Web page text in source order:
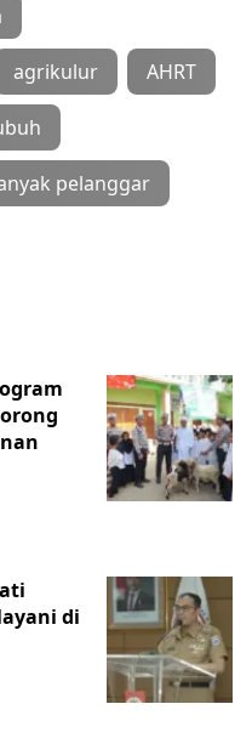
agrikulur AHRT
pelanggar
di